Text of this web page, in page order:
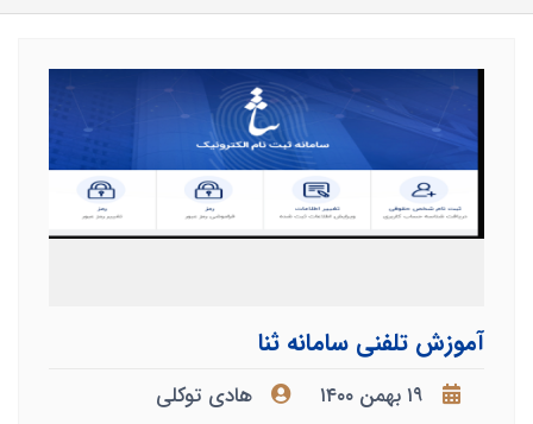
آموزش تلفنی سامانه ثنا
۱۹ بهمن ۱۴۰۰
هادی توکلی